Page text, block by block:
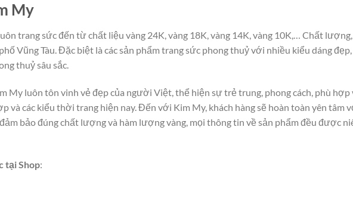
My
trang sức đến từ chất liệu vàng 24K, vàng 18K, vàng 14K, vàng 10K,… Chất
Vũng Tàu. Đặc biệt là các sản phẩm trang sức phong thuỷ với nhiều kiểu dáng
thuỷ sâu sắc.
My luôn tôn vinh vẻ đẹp của người Việt, thể hiện sự trẻ trung, phong cách, phù hợp
và các kiểu thời trang hiện nay. Đến với Kim My, khách hàng sẽ hoàn toàn yên tâm
bảo đúng chất lượng và hàm lượng vàng, mọi thông tin về sản phẩm đều được
tại Shop: